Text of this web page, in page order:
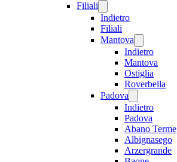
Filiali
Indietro
Filiali
Mantova
Indietro
Mantova
Ostiglia
Roverbella
Padova
Indietro
Padova
Abano Terme
Albignasego
Arzergrande